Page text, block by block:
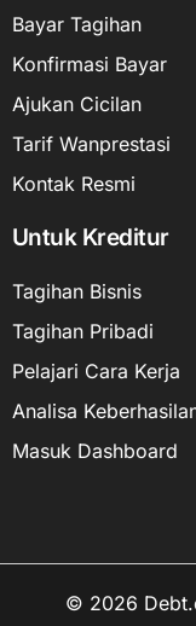
Bayar Tagihan
Konfirmasi Bayar
Ajukan Cicilan
Tarif Wanprestasi
Kontak Resmi
Untuk Kreditur
Tagihan Bisnis
Tagihan Pribadi
Pelajari Cara Kerja
Analisa
Masuk Dashboard
© 2026